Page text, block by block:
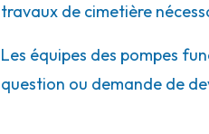
travaux de cimetière
Les équipes des pompes
question ou demande de